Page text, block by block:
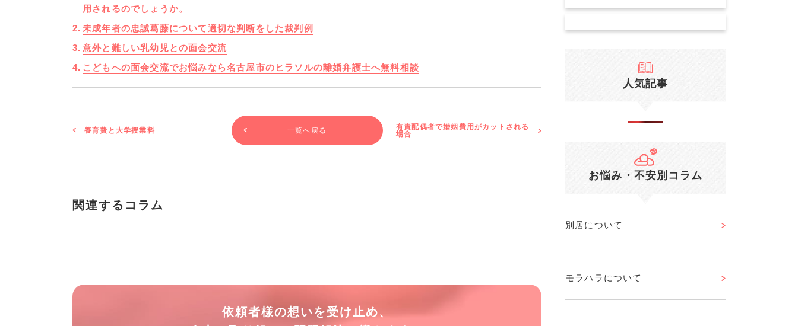
用されるのでしょうか。
未成年者の忠誠葛藤について適切な判断をした裁判例
意外と難しい乳幼児との面会交流
こどもへの面会交流でお悩みなら名古屋市のヒラソルの離婚弁護士へ無料相談
養育費と大学授業料
有責配偶者で婚姻費用がカットされる
場合
一覧へ戻る
関連するコラム
依頼者様の想いを受け止め、
人気記事
お悩み・不安別コラム
別居について
モラハラについて